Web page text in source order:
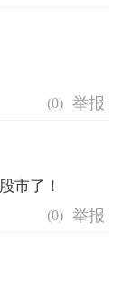
(0)
市了！
(0)